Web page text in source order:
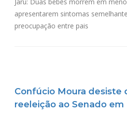
apresentarem sintomas
preocupação entre pais
Confúcio Moura desiste
reeleição ao Senado em